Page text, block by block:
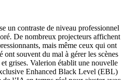
un contraste de niveau professionnel
De nombreux projecteurs affichent
mais même ceux qui ont
ont souvent du mal à gérer les scènes
grises. Valerion établit une nouvelle
Enhanced Black Level (EBL)